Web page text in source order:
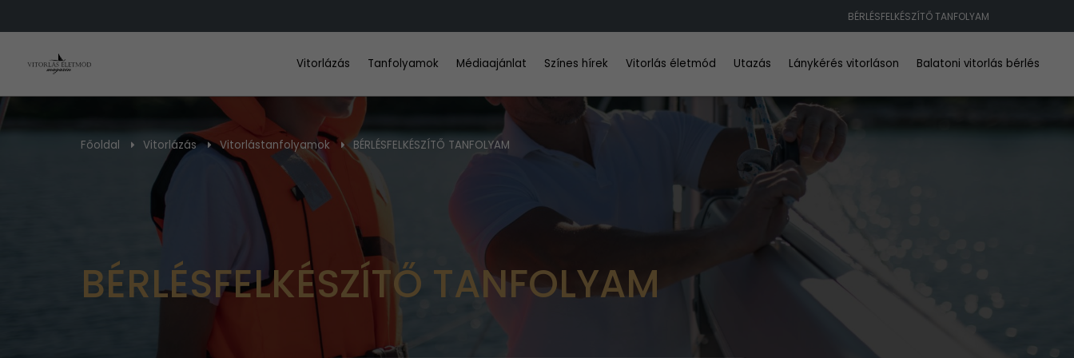
BÉRLÉSFELKÉSZÍTŐ TANFOLYAM
Vitorlázás Tanfolyamok Médiaajánlat Színes hírek Vitorlás életmód Utazás Lánykérés vitorláson Balatoni vitorlás bérlés
Főoldal Vitorlázás Vitorlástanfolyamok BÉRLÉSFELKÉSZÍTŐ TANFOLYAM
BÉRLÉSFELKÉSZÍTŐ TANFOLYAM